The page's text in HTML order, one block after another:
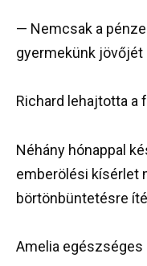
— Nemcsak a
gyermekünk jövőjét
Richard lehajtotta a
Néhány hónappal
emberölési kísérlet
börtönbüntetésre
Amelia egészséges